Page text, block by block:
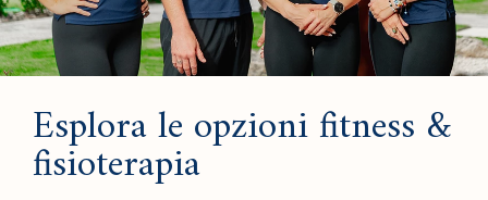
Esplora le opzioni fitness &
fisioterapia